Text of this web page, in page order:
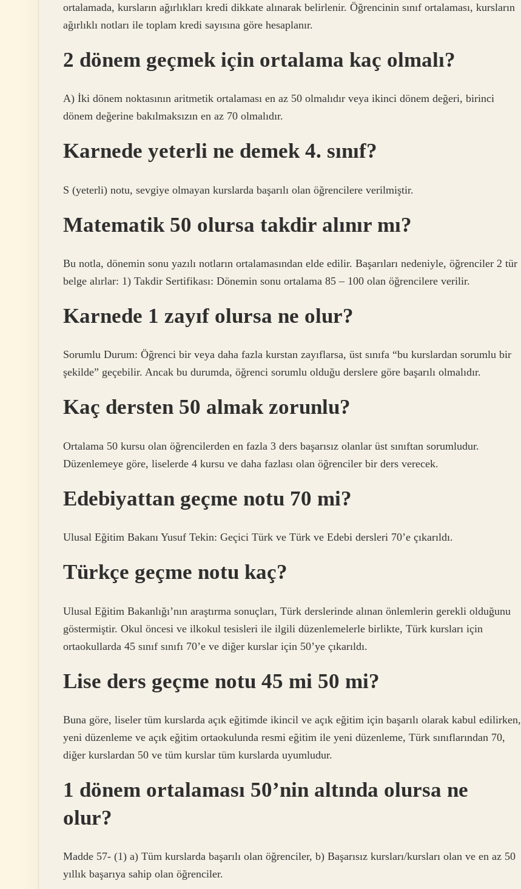
ortalamada, kursların ağırlıkları kredi dikkate alınarak belirlenir. Öğrencinin sınıf ortalaması, kursların
ağırlıklı notları ile toplam kredi sayısına göre hesaplanır.
2 dönem geçmek için ortalama kaç olmalı?
A) İki dönem noktasının aritmetik ortalaması en az 50 olmalıdır veya ikinci dönem değeri, birinci
dönem değerine bakılmaksızın en az 70 olmalıdır.
Karnede yeterli ne demek 4. sınıf?
S (yeterli) notu, sevgiye olmayan kurslarda başarılı olan öğrencilere verilmiştir.
Matematik 50 olursa takdir alınır mı?
Bu notla, dönemin sonu yazılı notların ortalamasından elde edilir. Başarıları nedeniyle, öğrenciler 2 tür
belge alırlar: 1) Takdir Sertifikası: Dönemin sonu ortalama 85 – 100 olan öğrencilere verilir.
Karnede 1 zayıf olursa ne olur?
Sorumlu Durum: Öğrenci bir veya daha fazla kurstan zayıflarsa, üst sınıfa “bu kurslardan sorumlu bir
şekilde” geçebilir. Ancak bu durumda, öğrenci sorumlu olduğu derslere göre başarılı olmalıdır.
Kaç dersten 50 almak zorunlu?
Ortalama 50 kursu olan öğrencilerden en fazla 3 ders başarısız olanlar üst sınıftan sorumludur.
Düzenlemeye göre, liselerde 4 kursu ve daha fazlası olan öğrenciler bir ders verecek.
Edebiyattan geçme notu 70 mi?
Ulusal Eğitim Bakanı Yusuf Tekin: Geçici Türk ve Türk ve Edebi dersleri 70’e çıkarıldı.
Türkçe geçme notu kaç?
Ulusal Eğitim Bakanlığı’nın araştırma sonuçları, Türk derslerinde alınan önlemlerin gerekli olduğunu
göstermiştir. Okul öncesi ve ilkokul tesisleri ile ilgili düzenlemelerle birlikte, Türk kursları için
ortaokullarda 45 sınıf sınıfı 70’e ve diğer kurslar için 50’ye çıkarıldı.
Lise ders geçme notu 45 mi 50 mi?
Buna göre, liseler tüm kurslarda açık eğitimde ikincil ve açık eğitim için başarılı olarak kabul edilirken,
yeni düzenleme ve açık eğitim ortaokulunda resmi eğitim ile yeni düzenleme, Türk sınıflarından 70,
diğer kurslardan 50 ve tüm kurslar tüm kurslarda uyumludur.
1 dönem ortalaması 50’nin altında olursa ne
olur?
Madde 57- (1) a) Tüm kurslarda başarılı olan öğrenciler, b) Başarısız kursları/kursları olan ve en az 50
yıllık başarıya sahip olan öğrenciler.